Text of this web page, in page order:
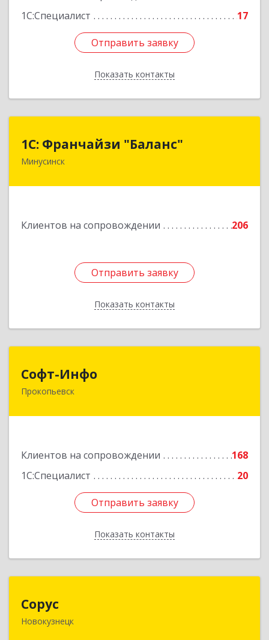
1С:Специалист
17
Отправить заявку
Показать контакты
Отправить заявку
Назад
1С: Франчайзи "Баланс"
Минусинск
Клиентов на сопровождении 206
Отправить заявку
Показать контакты
1С: Франчайзи "Баланс"
662610, Красноярский край, Минусинск г,
Отправить заявку
Назад
Софт-Инфо
Прокопьевск
Клиентов на сопровождении
168
1С:Специалист
20
Отправить заявку
Показать контакты
653039, Кемеровская область - Кузбасс,
Подробнее
Отправить заявку
Назад
Сорус
Новокузнецк654005, Кемеровская область - Кузбасс,